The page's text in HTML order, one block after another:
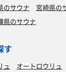
のサウナ
宮崎県の
県のサウナ
す
ュ オートロウリュ